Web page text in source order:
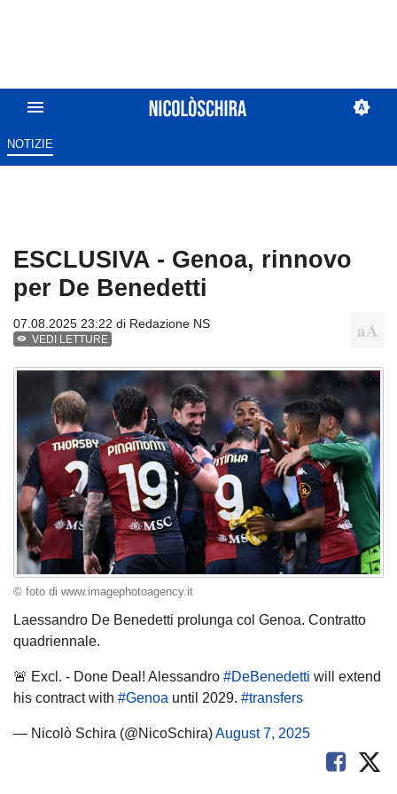
NOTIZIE
ESCLUSIVA - Genoa, rinnovo
per De Benedetti
07.08.2025 23:22 di Redazione NS
VEDI LETTURE
© foto di www.imagephotoagency.it
Laessandro De Benedetti prolunga col Genoa. Contratto
quadriennale.
🚨 Excl. - Done Deal! Alessandro #DeBenedetti will extend
his contract with #Genoa until 2029. #transfers
— Nicolò Schira (@NicoSchira)August 7, 2025